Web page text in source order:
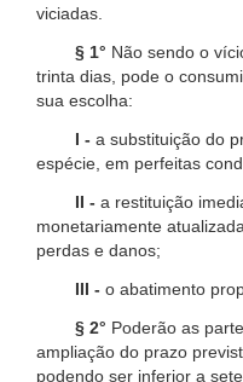
viciadas.
§ 1° Não sendo o
trinta dias, pode o
sua escolha:
I - a substituição do
espécie, em perfeitas
II - a restituição
monetariamente
perdas e danos;
III - o abatimento
§ 2° Poderão as
ampliação do prazo
podendo ser inferior a